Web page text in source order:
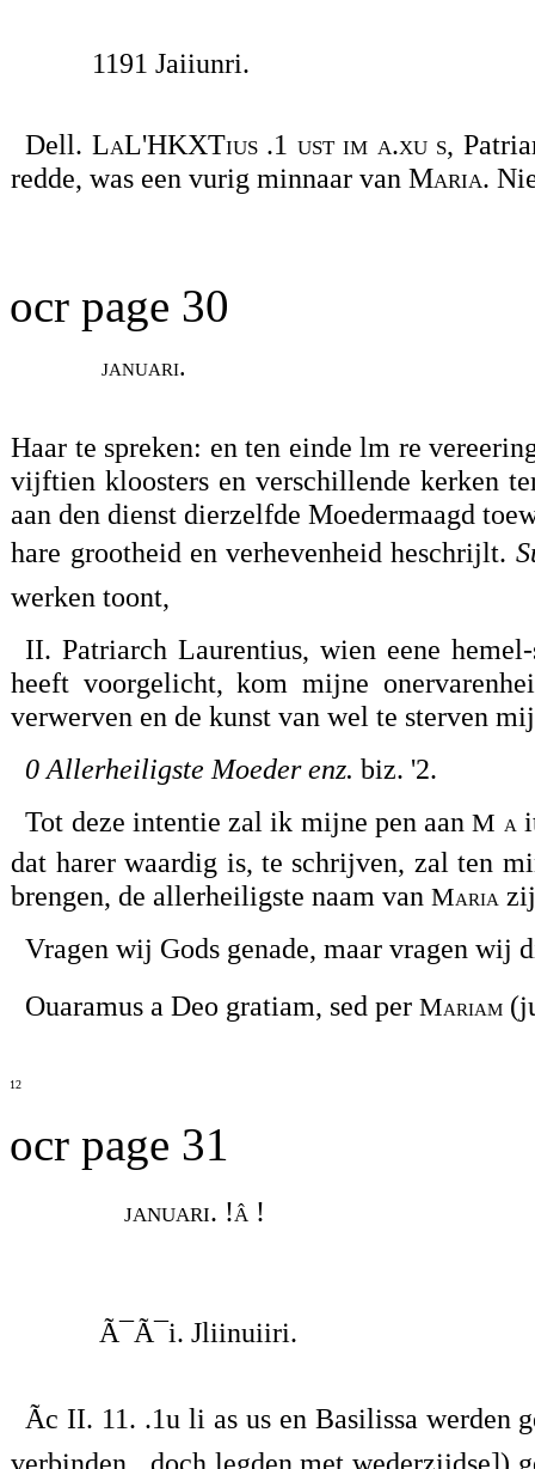
1191 Jaiiunri.
Dell. LaL'HKXTius .1 ust im a.xu s,
redde, was een vurig minnaar vanMaria.
ocr page 30
januari.
Haar te spreken: en ten einde lm re
vijftien kloosters en verschillende kerken
aan den dienst dierzelfde Moedermaagd
hare grootheid en verhevenheid heschrijlt.
werken toont,
II. Patriarch Laurentius, wien eene
heeft voorgelicht, kom mijne
verwerven en de kunst van wel te sterven
0 Allerheiligste Moeder enz. biz. '2.
Tot deze intentie zal ik mijne pen aanM a
dat harer waardig is, te schrijven, zal ten
brengen, de allerheiligste naam van Maria
Vragen wij Gods genade, maar vragen wij
Ouaramus a Deo gratiam, sed per Mariam
12
ocr page 31
januari. !â !
Ã¯Ã¯i. Jliinuiiri.
Ãc II. 11. .1u li as us en Basilissa
verbinden , doch legden met wederzijdse])